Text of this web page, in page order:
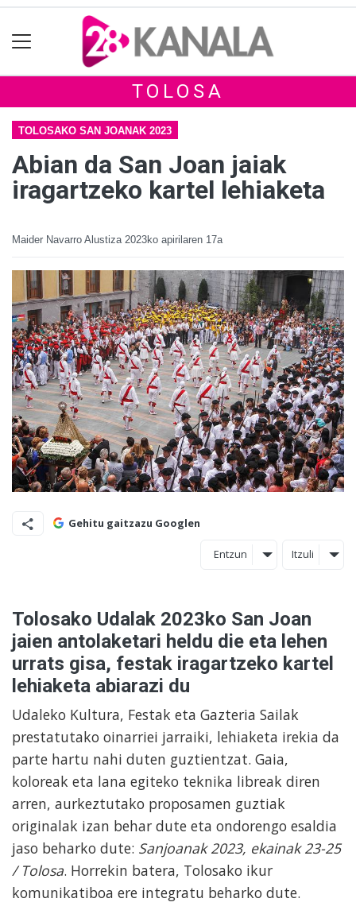
TOLOSA
TOLOSAKO SAN JOANAK 2023
Abian da San Joan jaiak
iragartzeko kartel lehiaketa
Maider Navarro Alustiza 2023ko apirilaren 17a
Gehitu gaitzazu Googlen
Entzun Itzuli
Tolosako Udalak 2023ko San Joan
jaien antolaketari heldu die eta lehen
urrats gisa, festak iragartzeko kartel
lehiaketa abiarazi du
Udaleko Kultura, Festak eta Gazteria Sailak
prestatutako oinarriei jarraiki, lehiaketa irekia da
parte hartu nahi duten guztientzat. Gaia,
koloreak eta lana egiteko teknika libreak diren
arren, aurkeztutako proposamen guztiak
originalak izan behar dute eta ondorengo esaldia
jaso beharko dute: Sanjoanak 2023, ekainak 23-25
/ Tolosa. Horrekin batera, Tolosako ikur
komunikatiboa ere integratu beharko dute.